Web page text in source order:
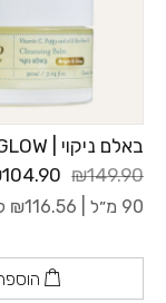
באלם ניקוי | BRIGHT AND GLOW
₪149.90
90 מ״ל | ₪116.56